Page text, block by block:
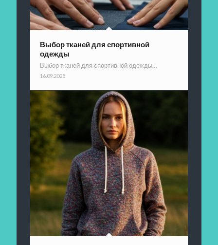
Выбор тканей для спортивной
одежды
Выбор тканей для спортивной одежды…
16.09.2025